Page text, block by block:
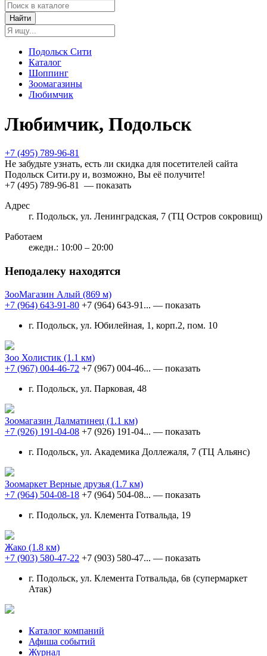
Найти
Подольск Сити
Каталог
Шоппинг
Зоомагазины
Любимчик
Любимчик, Подольск
+7 (495) 789-96-81
Не забудьте узнать, есть ли скидка для посетителей сайта
Подольск Сити.ру и, возможно, Вы её получите!
+7 (495) 789-96-81
— показать
Адрес
г. Подольск, ул. Ленинградская, 7 (ТЦ Остров сокровищ)
Работаем
ежедн.: 10:00 – 20:00
Неподалеку находятся
ЗооМагазин Алый (869 м)
+7 (964) 643-91-80 +7 (964) 643-91... — показать
г. Подольск, ул. Юбилейная, 1, корп.2, пом. 10
Зоо Холистик (1.1 км)
+7 (967) 004-46-72 +7 (967) 004-46... — показать
г. Подольск, ул. Парковая, 48
Зоомагазин Далматинец (1.1 км)
+7 (926) 191-04-08 +7 (926) 191-04... — показать
г. Подольск, ул. Академика Доллежаля, 7 (ТЦ Альянс)
Зоомаркет Верные друзья (1.7 км)
+7 (964) 504-08-18 +7 (964) 504-08... — показать
г. Подольск, ул. Клемента Готвальда, 19
Жако (1.8 км)
+7 (903) 580-47-22 +7 (903) 580-47... — показать
г. Подольск, ул. Клемента Готвальда, 6в (супермаркет
Атак)
Каталог компаний
Афиша событий
Журнал